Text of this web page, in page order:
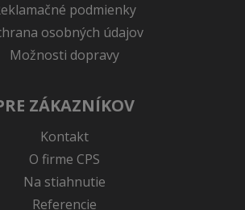
podmienky
osobných údajov
Možnosti dopravy
ZÁKAZNÍKOV
Kontakt
O firme CPS
Na stiahnutie
Referencie